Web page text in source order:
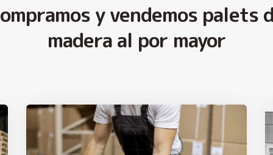
y vendemos palets
madera al por mayor